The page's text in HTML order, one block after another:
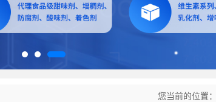
您当前的位置：